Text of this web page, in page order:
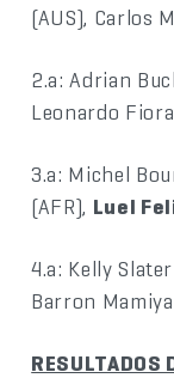
(AUS), Carlos
2.a: Adrian
Leonardo
3.a: Michel
(AFR), Luel
4.a: Kelly
Barron
RESULTADOS